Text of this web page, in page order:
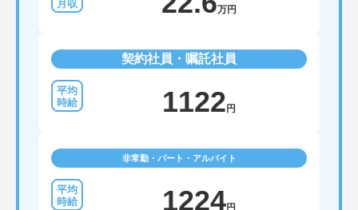
万円
契約社員・嘱託社員
1122円
非常勤・パート・アルバイト
1224円